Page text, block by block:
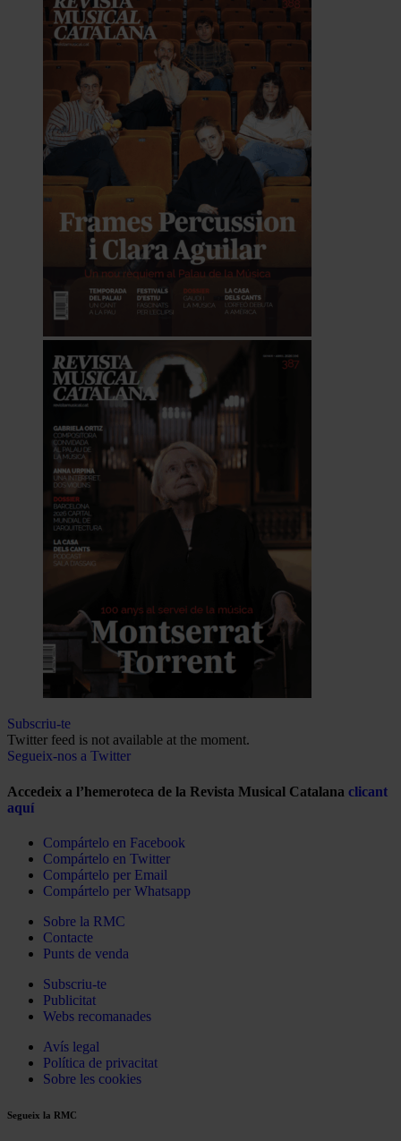
Subscriu-te
Twitter feed is not available at the moment.
Segueix-nos a Twitter
Accedeix a l’hemeroteca de la Revista Musical Catalana clicant
aquí
Compártelo en Facebook
Compártelo en Twitter
Compártelo per Email
Compártelo per Whatsapp
Sobre la RMC
Contacte
Punts de venda
Subscriu-te
Publicitat
Webs recomanades
Avís legal
Política de privacitat
Sobre les cookies
Segueix la RMC